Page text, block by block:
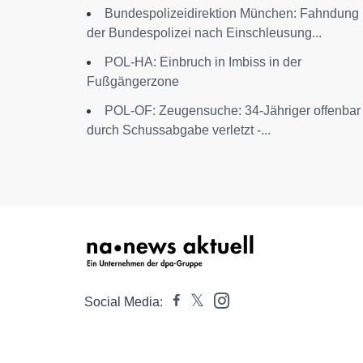
Bundespolizeidirektion München: Fahndung
der Bundespolizei nach Einschleusung...
POL-HA: Einbruch in Imbiss in der
Fußgängerzone
POL-OF: Zeugensuche: 34-Jähriger offenbar
durch Schussabgabe verletzt -...
Social Media: